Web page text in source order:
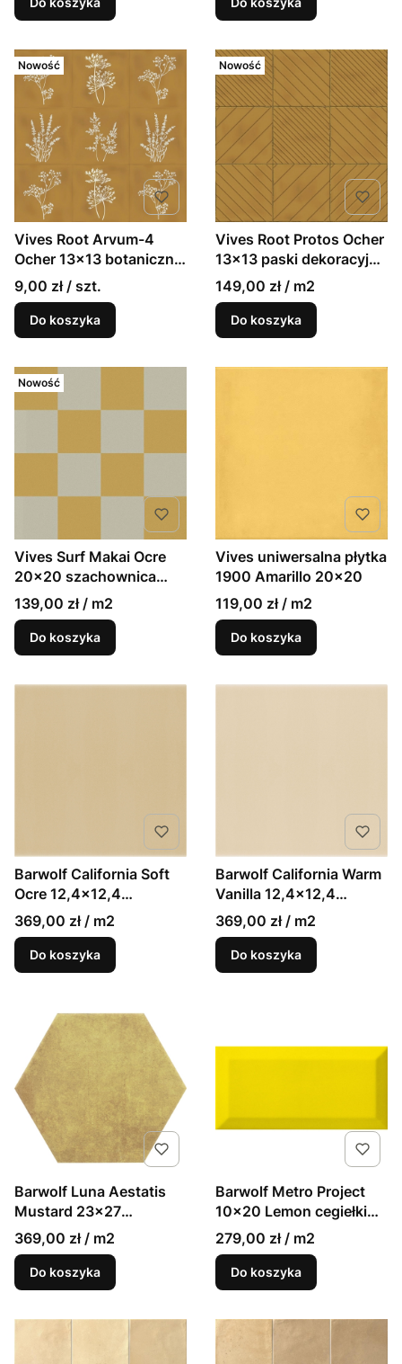
Nowość
Vives Root Arvum-4
Ocher 13x13 botaniczne
dekoracyjne błyszczące
rustykalne kafle
9,00 zł / szt.
Do koszyka
Nowość
Vives Root Protos Ocher
13x13 paski dekoracyjne
błyszczące rustykalne
kafle
149,00 zł / m2
Do koszyka
Nowość
Vives Surf Makai Ocre
20x20 szachownica
matowe płytki gresowe
139,00 zł / m2
Do koszyka
Vives uniwersalna płytka
1900 Amarillo 20x20
119,00 zł / m2
Do koszyka
Barwolf California Soft
Ocre 12,4x12,4
pastelowe matowe
kafelki
369,00 zł / m2
Do koszyka
Barwolf California Warm
Vanilla 12,4x12,4
pastelowe matowe
kafelki
369,00 zł / m2
Do koszyka
Barwolf Luna Aestatis
Mustard 23x27
musztardowe
heksagony mat
369,00 zł / m2
Do koszyka
Barwolf Metro Project
10x20 Lemon cegiełki
ścienne żółte
279,00 zł / m2
Do koszyka